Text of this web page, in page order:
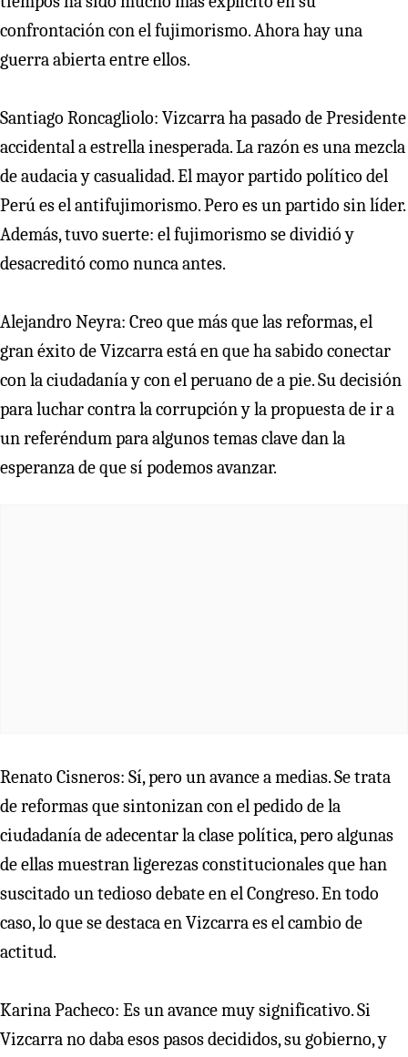
confrontación con el fujimorismo. Ahora hay una
guerra abierta entre ellos.
Santiago Roncagliolo: Vizcarra ha pasado de Presidente
accidental a estrella inesperada. La razón es una mezcla
de audacia y casualidad. El mayor partido político del
Perú es el antifujimorismo. Pero es un partido sin líder.
Además, tuvo suerte: el fujimorismo se dividió y
desacreditó como nunca antes.
Alejandro Neyra: Creo que más que las reformas, el
gran éxito de Vizcarra está en que ha sabido conectar
con la ciudadanía y con el peruano de a pie. Su decisión
para luchar contra la corrupción y la propuesta de ir a
un referéndum para algunos temas clave dan la
esperanza de que sí podemos avanzar.
Renato Cisneros: Sí, pero un avance a medias. Se trata
de reformas que sintonizan con el pedido de la
ciudadanía de adecentar la clase política, pero algunas
de ellas muestran ligerezas constitucionales que han
suscitado un tedioso debate en el Congreso. En todo
caso, lo que se destaca en Vizcarra es el cambio de
actitud.
Karina Pacheco: Es un avance muy significativo. Si
Vizcarra no daba esos pasos decididos, su gobierno, y